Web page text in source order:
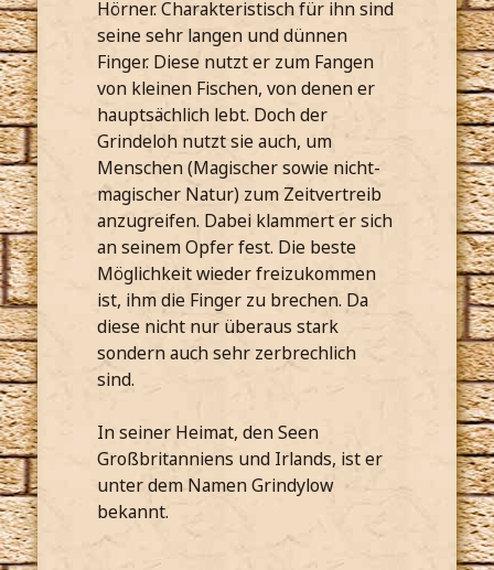
Hörner. Charakteristisch für ihn sind
seine sehr langen und dünnen
Finger. Diese nutzt er zum Fangen
von kleinen Fischen, von denen er
hauptsächlich lebt. Doch der
Grindeloh nutzt sie auch, um
Menschen (Magischer sowie nicht-
magischer Natur) zum Zeitvertreib
anzugreifen. Dabei klammert er sich
an seinem Opfer fest. Die beste
Möglichkeit wieder freizukommen
ist, ihm die Finger zu brechen. Da
diese nicht nur überaus stark
sondern auch sehr zerbrechlich
sind.
In seiner Heimat, den Seen
Großbritanniens und Irlands, ist er
unter dem Namen Grindylow
bekannt.